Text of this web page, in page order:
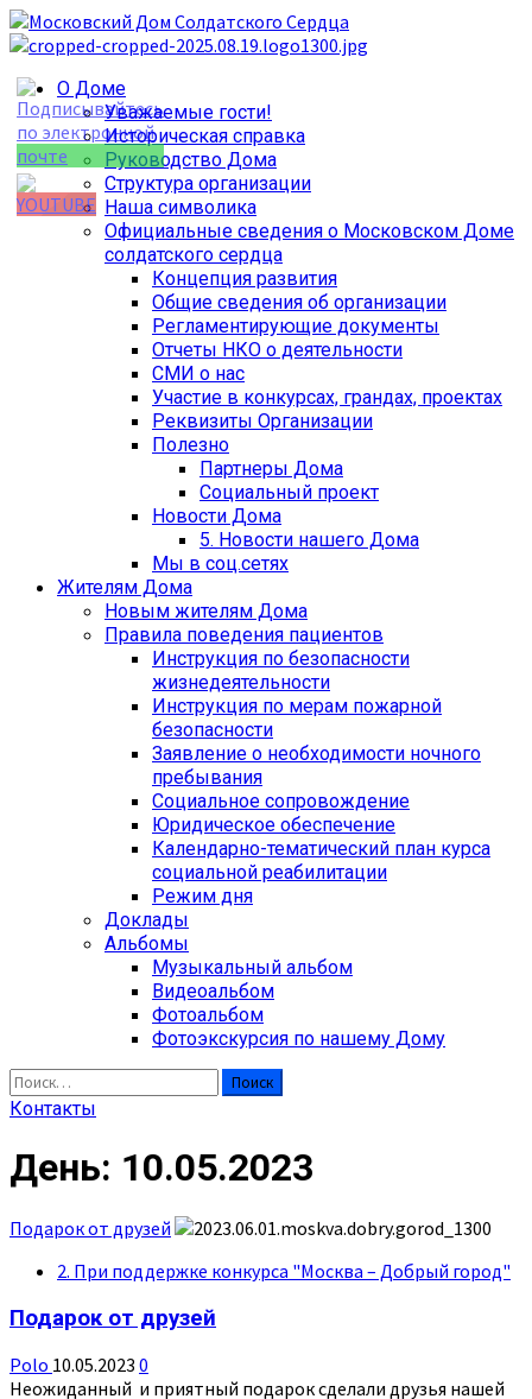
Перейти
к
Основное
меню
О Доме
Уважаемые гости!
Историческая справка
Руководство Дома
Структура организации
Наша символика
Официальные сведения о Московском Доме
солдатского сердца
Концепция развития
Общие сведения об организации
Регламентирующие документы
Отчеты НКО о деятельности
СМИ о нас
Участие в конкурсах, грандах, проектах
Реквизиты Организации
Полезно
Партнеры Дома
Социальный проект
Новости Дома
5. Новости нашего Дома
Мы в соц.сетях
Жителям Дома
Новым жителям Дома
Правила поведения пациентов
Инструкция по безопасности
жизнедеятельности
Инструкция по мерам пожарной
безопасности
Заявление о необходимости ночного
пребывания
Социальное сопровождение
Юридическое обеспечение
Календарно-тематический план курса
социальной реабилитации
Режим дня
Доклады
Альбомы
Музыкальный альбом
Видеоальбом
Фотоальбом
Фотоэкскурсия по нашему Дому
Найти:
Контакты
День: 10.05.2023
Подарок от друзей
2. При поддержке конкурса "Москва – Добрый город"
Подарок от друзей
Polo 10.05.2023 0
Неожиданный и приятный подарок сделали друзья нашей
Set Youtube